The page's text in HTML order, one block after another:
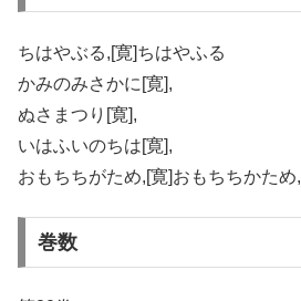
ちはやぶる,[寛]ちはやふる
かみのみさかに[寛],
ぬさまつり[寛],
いはふいのちは[寛],
おもちちがため,[寛]おもちちかため,
巻数